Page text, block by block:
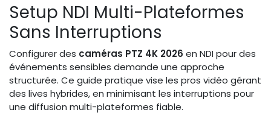
Setup NDI Multi-Plateformes
Sans Interruptions
Configurer des caméras PTZ 4K 2026 en NDI pour des
événements sensibles demande une approche
structurée. Ce guide pratique vise les pros vidéo gérant
des lives hybrides, en minimisant les interruptions pour
une diffusion multi-plateformes fiable.